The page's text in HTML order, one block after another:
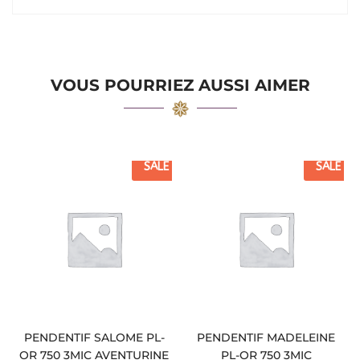
VOUS POURRIEZ AUSSI AIMER
SALE
PENDENTIF SALOME PL-
OR 750 3MIC AVENTURINE
SALE
PENDENTIF MADELEINE
PL-OR 750 3MIC